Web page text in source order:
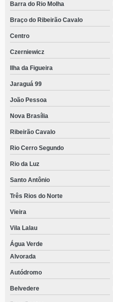
Barra do Rio Molha
Braço do Ribeirão Cavalo
Centro
Czerniewicz
Ilha da Figueira
Jaraguá 99
João Pessoa
Nova Brasília
Ribeirão Cavalo
Rio Cerro Segundo
Rio da Luz
Santo Antônio
Três Rios do Norte
Vieira
Vila Lalau
Água Verde
Alvorada
Autódromo
Belvedere